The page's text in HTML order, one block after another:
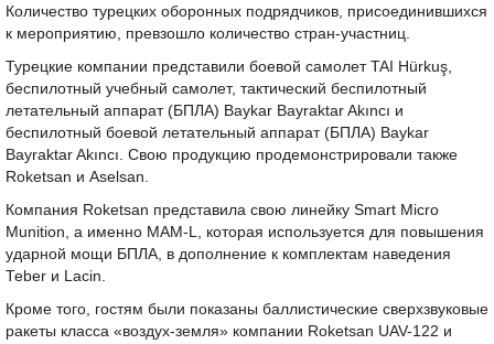
Количество турецких оборонных подрядчиков, присоединившихся
к мероприятию, превзошло количество стран-участниц.
Турецкие компании представили боевой самолет TAI Hürkuş,
беспилотный учебный самолет, тактический беспилотный
летательный аппарат (БПЛА) Baykar Bayraktar Akıncı и
беспилотный боевой летательный аппарат (БПЛА) Baykar
Bayraktar Akıncı. Свою продукцию продемонстрировали также
Roketsan и Aselsan.
Компания Roketsan представила свою линейку Smart Micro
Munition, а именно MAM-L, которая используется для повышения
ударной мощи БПЛА, в дополнение к комплектам наведения
Teber и Lacin.
Кроме того, гостям были показаны баллистические сверхзвуковые
ракеты класса «воздух-земля» компании Roketsan UAV-122 и